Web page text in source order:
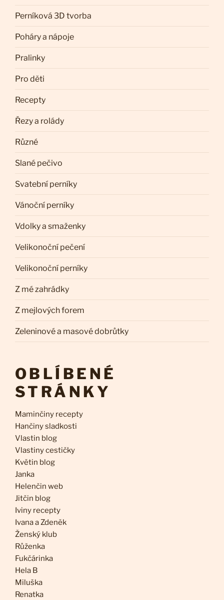
Perníková 3D tvorba
Poháry a nápoje
Pralinky
Pro děti
Recepty
Řezy a rolády
Různé
Slané pečivo
Svatební perníky
Vánoční perníky
Vdolky a smaženky
Velikonoční pečení
Velikonoční perníky
Z mé zahrádky
Z mejlových forem
Zeleninové a masové dobrůtky
OBLÍBENÉ
STRÁNKY
Maminčiny recepty
Hančiny sladkosti
Vlastin blog
Vlastiny cestičky
Květin blog
Janka
Helenčin web
Jitčin blog
Iviny recepty
Ivana a Zdeněk
Ženský klub
Růženka
Fukčárinka
Hela B
Miluška
Renatka